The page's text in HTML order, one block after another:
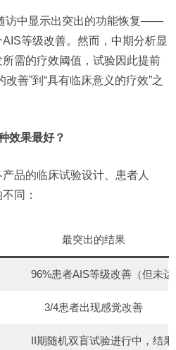
访中显示出突出的功能恢复——
等级改善。然而，中期分析显
需的疗效阈值，试验因此提前
善”到“具有临床意义的疗效”之
效果最好？
产品的临床试验设计、患者人
同：
最突出的结果
96%患者AIS等级改善（但未
3/4患者出现感觉改善
II期随机双盲试验进行中，结